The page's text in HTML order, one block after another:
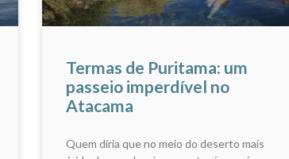
Termas de Puritama: um
passeio imperdível no
Atacama
Quem diria que no meio do deserto mais